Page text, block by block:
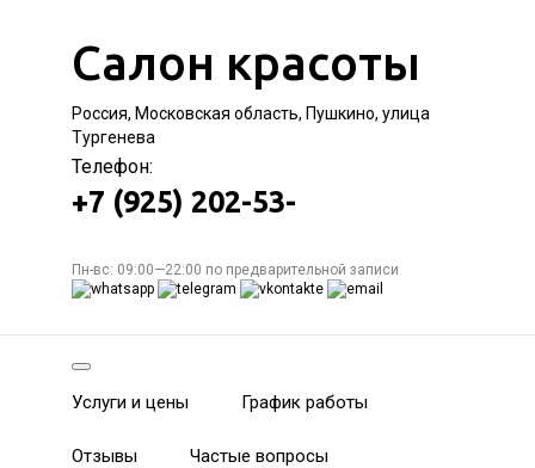
Салон красоты
Россия, Московская область, Пушкино, улица
Тургенева
Телефон:
+7 (925) 202-53-
Пн-вс: 09:00—22:00 по предварительной записи
Услуги и цены График работы
Отзывы Частые вопросы